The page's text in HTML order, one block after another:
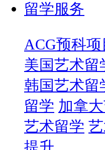
留学服务
ACG预科项
美国艺术留
韩国艺术留
留学 加拿
艺术留学
提升